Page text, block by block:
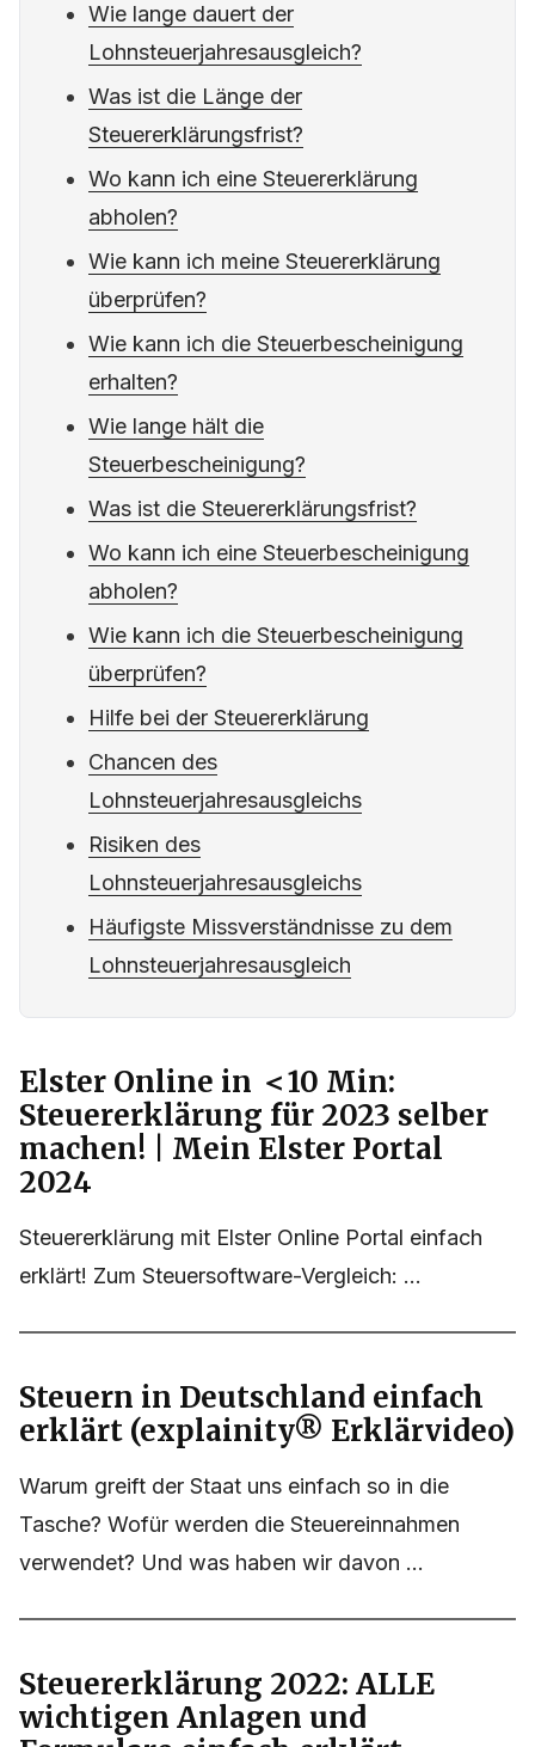
Wie lange dauert der
Lohnsteuerjahresausgleich?
Was ist die Länge der
Steuererklärungsfrist?
Wo kann ich eine Steuererklärung
abholen?
Wie kann ich meine Steuererklärung
überprüfen?
Wie kann ich die Steuerbescheinigung
erhalten?
Wie lange hält die
Steuerbescheinigung?
Was ist die Steuererklärungsfrist?
Wo kann ich eine Steuerbescheinigung
abholen?
Wie kann ich die Steuerbescheinigung
überprüfen?
Hilfe bei der Steuererklärung
Chancen des
Lohnsteuerjahresausgleichs
Risiken des
Lohnsteuerjahresausgleichs
Häufigste Missverständnisse zu dem
Lohnsteuerjahresausgleich
Elster Online in ＜10 Min:
Steuererklärung für 2023 selber
machen! | Mein Elster Portal
2024
Steuererklärung mit Elster Online Portal einfach
erklärt! Zum Steuersoftware-Vergleich: ...
Steuern in Deutschland einfach
erklärt (explainity® Erklärvideo)
Warum greift der Staat uns einfach so in die
Tasche? Wofür werden die Steuereinnahmen
verwendet? Und was haben wir davon ...
Steuererklärung 2022: ALLE
wichtigen Anlagen und